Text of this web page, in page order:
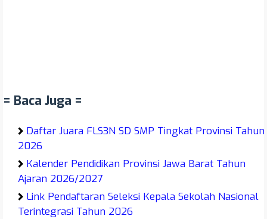
= Baca Juga =
Daftar Juara FLS3N SD SMP Tingkat Provinsi Tahun
2026
Kalender Pendidikan Provinsi Jawa Barat Tahun
Ajaran 2026/2027
Link Pendaftaran Seleksi Kepala Sekolah Nasional
Terintegrasi Tahun 2026